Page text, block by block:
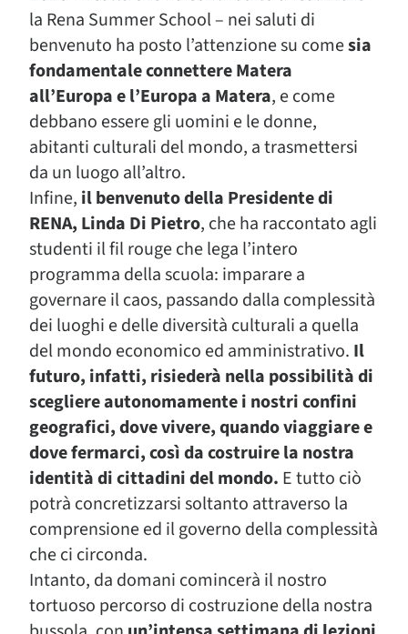
la Rena Summer School – nei saluti di
benvenuto ha posto l’attenzione su comesia
fondamentale connettere Matera
all’Europa e l’Europa a Matera, e come
debbano essere gli uomini e le donne,
abitanti culturali del mondo, a trasmettersi
da un luogo all’altro.
Infine, il benvenuto della Presidente di
RENA, Linda Di Pietro, che ha raccontato agli
studenti il fil rouge che lega l’intero
programma della scuola: imparare a
governare il caos, passando dalla complessità
dei luoghi e delle diversità culturali a quella
del mondo economico ed amministrativo. Il
futuro, infatti, risiederà nella possibilità di
scegliere autonomamente i nostri confini
geografici, dove vivere, quando viaggiare e
dove fermarci, così da costruire la nostra
identità di cittadini del mondo. E tutto ciò
potrà concretizzarsi soltanto attraverso la
comprensione ed il governo della complessità
che ci circonda.
Intanto, da domani comincerà il nostro
tortuoso percorso di costruzione della nostra